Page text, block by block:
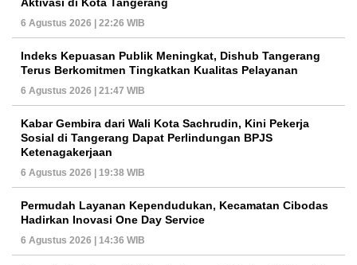
6 Agustus 2026 | 22:26 WIB
Indeks Kepuasan Publik Meningkat, Dishub Tangerang
Terus Berkomitmen Tingkatkan Kualitas Pelayanan
6 Agustus 2026 | 21:47 WIB
Kabar Gembira dari Wali Kota Sachrudin, Kini Pekerja
Sosial di Tangerang Dapat Perlindungan BPJS
Ketenagakerjaan
6 Agustus 2026 | 19:38 WIB
Permudah Layanan Kependudukan, Kecamatan Cibodas
Hadirkan Inovasi One Day Service
6 Agustus 2026 | 14:36 WIB